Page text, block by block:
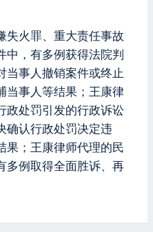
失火罪、重大责任事故
中，有多例获得法院判
当事人撤销案件或终止
当事人等结果；王康律
政处罚引发的行政诉讼
确认行政处罚决定违
果；王康律师代理的民
多例取得全面胜诉、再